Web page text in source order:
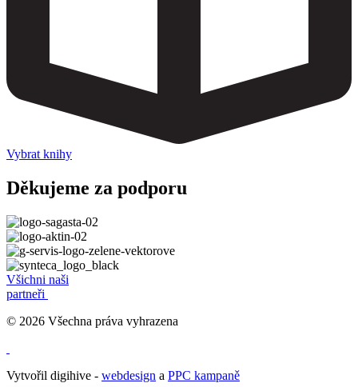
Vybrat knihy
Děkujeme za podporu
Všichni naši
partneři
© 2026 Všechna práva vyhrazena
Vytvořil digihive - webdesign a PPC kampaně